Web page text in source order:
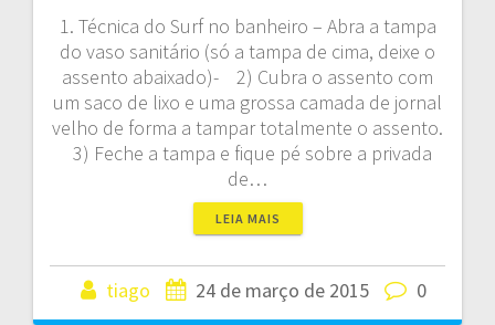
1. Técnica do Surf no banheiro – Abra a tampa
do vaso sanitário (só a tampa de cima, deixe o
assento abaixado)- 2) Cubra o assento com
um saco de lixo e uma grossa camada de jornal
velho de forma a tampar totalmente o assento.
3) Feche a tampa e fique pé sobre a privada
de…
LEIA MAIS
tiago 24 de março de 2015 0